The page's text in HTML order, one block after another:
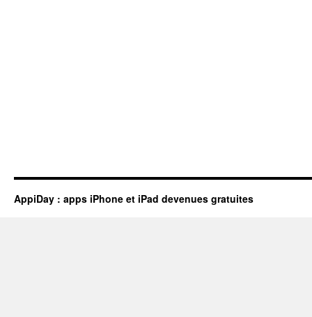
AppiDay : apps iPhone et iPad devenues gratuites